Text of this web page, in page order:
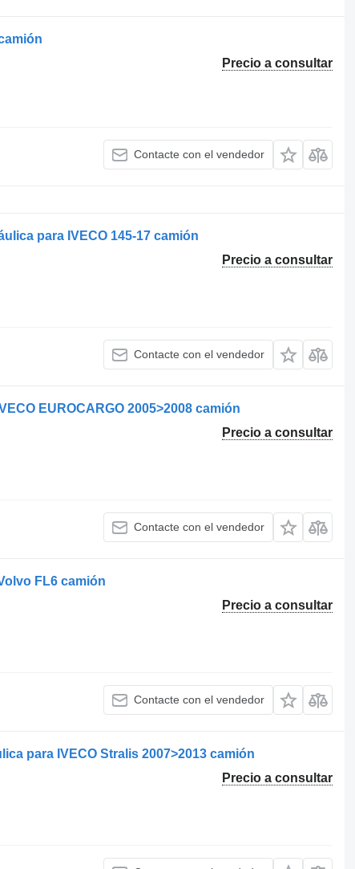
Precio a consultar
Contacte con el vendedor
para IVECO 145-17 camión
Precio a consultar
Contacte con el vendedor
EUROCARGO 2005>2008 camión
Precio a consultar
Contacte con el vendedor
FL6 camión
Precio a consultar
Contacte con el vendedor
para IVECO Stralis 2007>2013 camión
Precio a consultar